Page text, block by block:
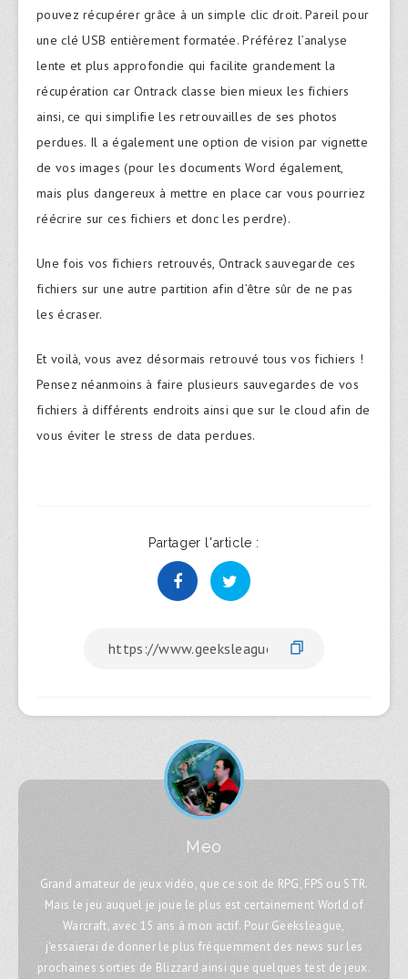
pouvez récupérer grâce à un simple clic droit. Pareil pour
une clé USB entièrement formatée. Préférez l’analyse
lente et plus approfondie qui facilite grandement la
récupération car Ontrack classe bien mieux les fichiers
ainsi, ce qui simplifie les retrouvailles de ses photos
perdues. Il a également une option de vision par vignette
de vos images (pour les documents Word également,
mais plus dangereux à mettre en place car vous pourriez
réécrire sur ces fichiers et donc les perdre).
Une fois vos fichiers retrouvés, Ontrack sauvegarde ces
fichiers sur une autre partition afin d’être sûr de ne pas
les écraser.
Et voilà, vous avez désormais retrouvé tous vos fichiers !
Pensez néanmoins à faire plusieurs sauvegardes de vos
fichiers à différents endroits ainsi que sur le cloud afin de
vous éviter le stress de data perdues.
Partager l'article :
Meo
Grand amateur de jeux vidéo, que ce soit de RPG, FPS ou STR.
Mais le jeu auquel je joue le plus est certainement World of
Warcraft, avec 15 ans à mon actif. Pour Geeksleague,
j'essaierai de donner le plus fréquemment des news sur les
prochaines sorties de Blizzard ainsi que quelques test de jeux.